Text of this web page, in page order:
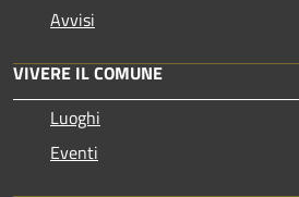
Avvisi
VIVERE IL COMUNE
Luoghi
Eventi